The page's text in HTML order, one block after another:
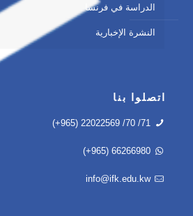
الدراسة في فرنسا
النشرة الإخبارية
اتصلوا بنا
(+965) 22022569 /70 /71
(+965) 66266980
info@ifk.edu.kw